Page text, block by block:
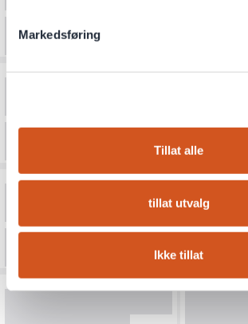
Markedsføring
Tillat alle
tillat utvalg
Ikke tillat